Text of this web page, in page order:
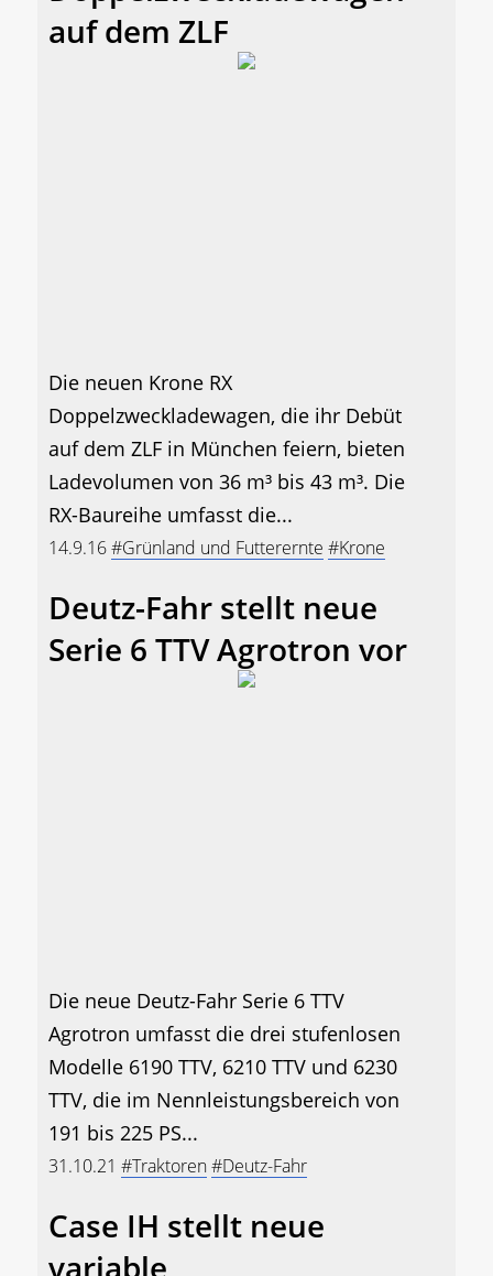
auf dem ZLF
Die neuen Krone RX
Doppelzweckladewagen, die ihr Debüt
auf dem ZLF in München feiern, bieten
Ladevolumen von 36 m³ bis 43 m³. Die
RX-Baureihe umfasst die...
14.9.16#Grünland und Futterernte #Krone
Deutz-Fahr stellt neue
Serie 6 TTV Agrotron vor
Die neue Deutz-Fahr Serie 6 TTV
Agrotron umfasst die drei stufenlosen
Modelle 6190 TTV, 6210 TTV und 6230
TTV, die im Nennleistungsbereich von
191 bis 225 PS...
31.10.21 #Traktoren#Deutz-Fahr
Case IH stellt neue
variable